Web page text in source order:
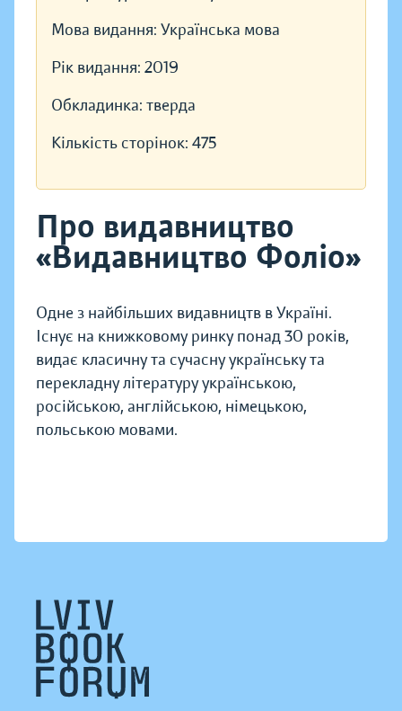
Мова видання: Українська мова
Рік видання: 2019
Обкладинка: тверда
Кількість сторінок: 475
Про видавництво
«Видавництво Фоліо»
Одне з найбільших видавництв в Україні.
Існує на книжковому ринку понад 30 років,
видає класичну та сучасну українську та
перекладну літературу українською,
російською, англійською, німецькою,
польською мовами.